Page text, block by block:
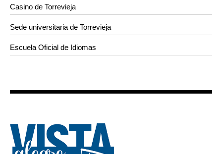
Casino de Torrevieja
Sede universitaria de Torrevieja
Escuela Oficial de Idiomas